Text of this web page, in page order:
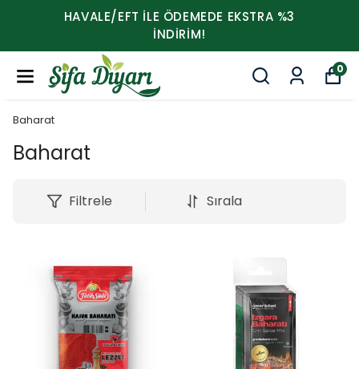
HAVALE/EFT İLE ÖDEMEDE EKSTRA %3
İNDİRİM!
0
Baharat
Baharat
Filtrele Sırala